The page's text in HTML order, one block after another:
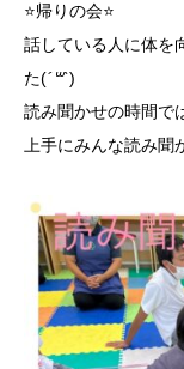
⭐帰りの会⭐
話している人に体を
た(´꒳`)
読み聞かせの時間で
上手にみんな読み聞